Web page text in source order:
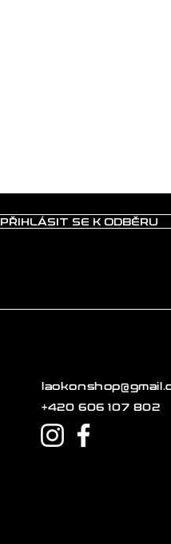
PŘIHLÁSIT SE K ODBĚRU
+420 606 107 802